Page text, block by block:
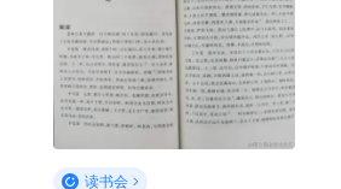
读书会